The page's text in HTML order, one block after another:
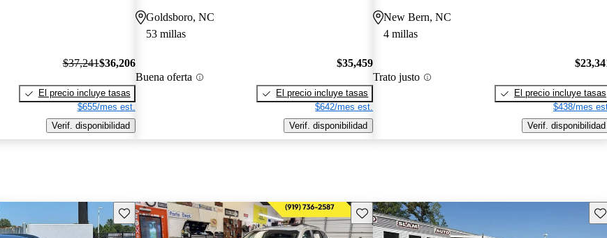
$37,241$36,206
El precio incluye tasas
$655/mes est.
Verif. disponibilidad
Goldsboro, NC
53 millas
Buena oferta
$35,459
El precio incluye tasas
$642/mes est.
Verif. disponibilidad
New Bern, NC
4 millas
Trato justo
El precio incluye tasas
$438/mes
Verif. disponibilidad
Guarda este Aviso Guarda este Aviso